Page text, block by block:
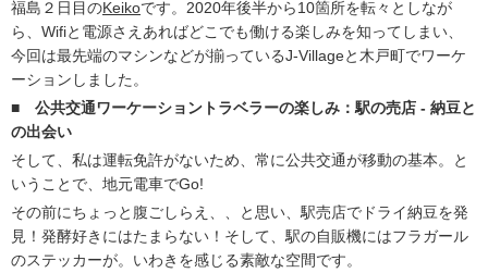
福島２日目のKeikoです。2020年後半から10箇所を転々としなが
ら、Wifiと電源さえあればどこでも働ける楽しみを知ってしまい、
今回は最先端のマシンなどが揃っているJ-Villageと木戸町でワーケ
ーションしました。
■ 公共交通ワーケーショントラベラーの楽しみ：駅の売店 - 納豆と
の出会い
そして、私は運転免許がないため、常に公共交通が移動の基本。と
いうことで、地元電車でGo!
その前にちょっと腹ごしらえ、、と思い、駅売店でドライ納豆を発
見！発酵好きにはたまらない！そして、駅の自販機にはフラガール
のステッカーが。いわきを感じる素敵な空間です。